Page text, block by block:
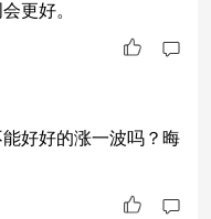
更好。
好好的涨一波吗？晦